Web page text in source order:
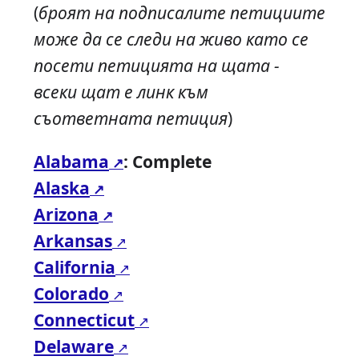
(броят на подписалите петициите
може да се следи на живо като се
посети петицията на щата -
всеки щат е линк към
съответната петиция)
Alabama
: Complete
Alaska
Arizona
Arkansas
California
Colorado
Connecticut
Delaware